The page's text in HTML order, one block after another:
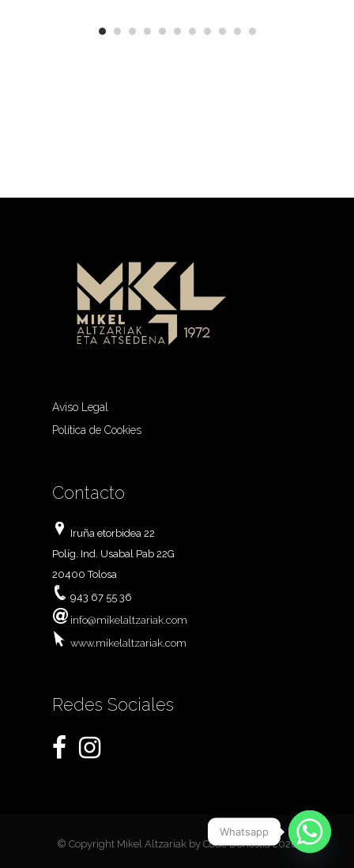
Aviso Legal
Política de Cookies
Contacto
Iruña etorbidea 22
Políg. Ind. Usabal Pab 22G
20400 Tolosa
943 67 55 36
info@mikelaltzariak.com
www.mikelaltzariak.com
Redes Sociales
© Copyright Mikel Altzariak by Code Donostia2026
Whatsapp